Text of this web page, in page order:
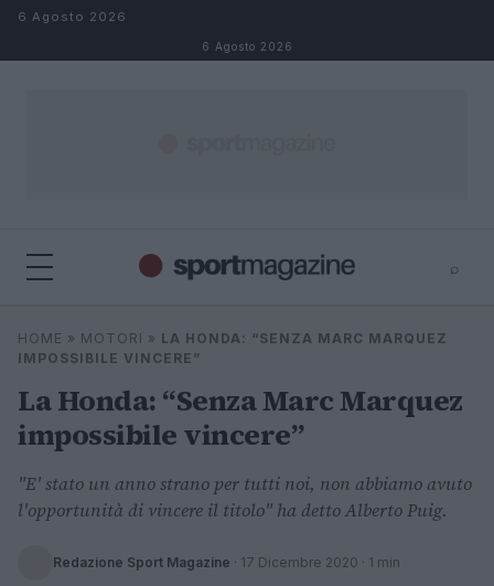
Salta al contenuto
6 Agosto 2026
6 Agosto 2026
⌕
Cerca
⌕
HOME » MOTORI » LA HONDA: “SENZA MARC MARQUEZ
IMPOSSIBILE VINCERE”
La Honda: “Senza Marc Marquez
impossibile vincere”
"E' stato un anno strano per tutti noi, non abbiamo avuto
l'opportunità di vincere il titolo" ha detto Alberto Puig.
Redazione Sport Magazine · 17 Dicembre 2020 · 1 min